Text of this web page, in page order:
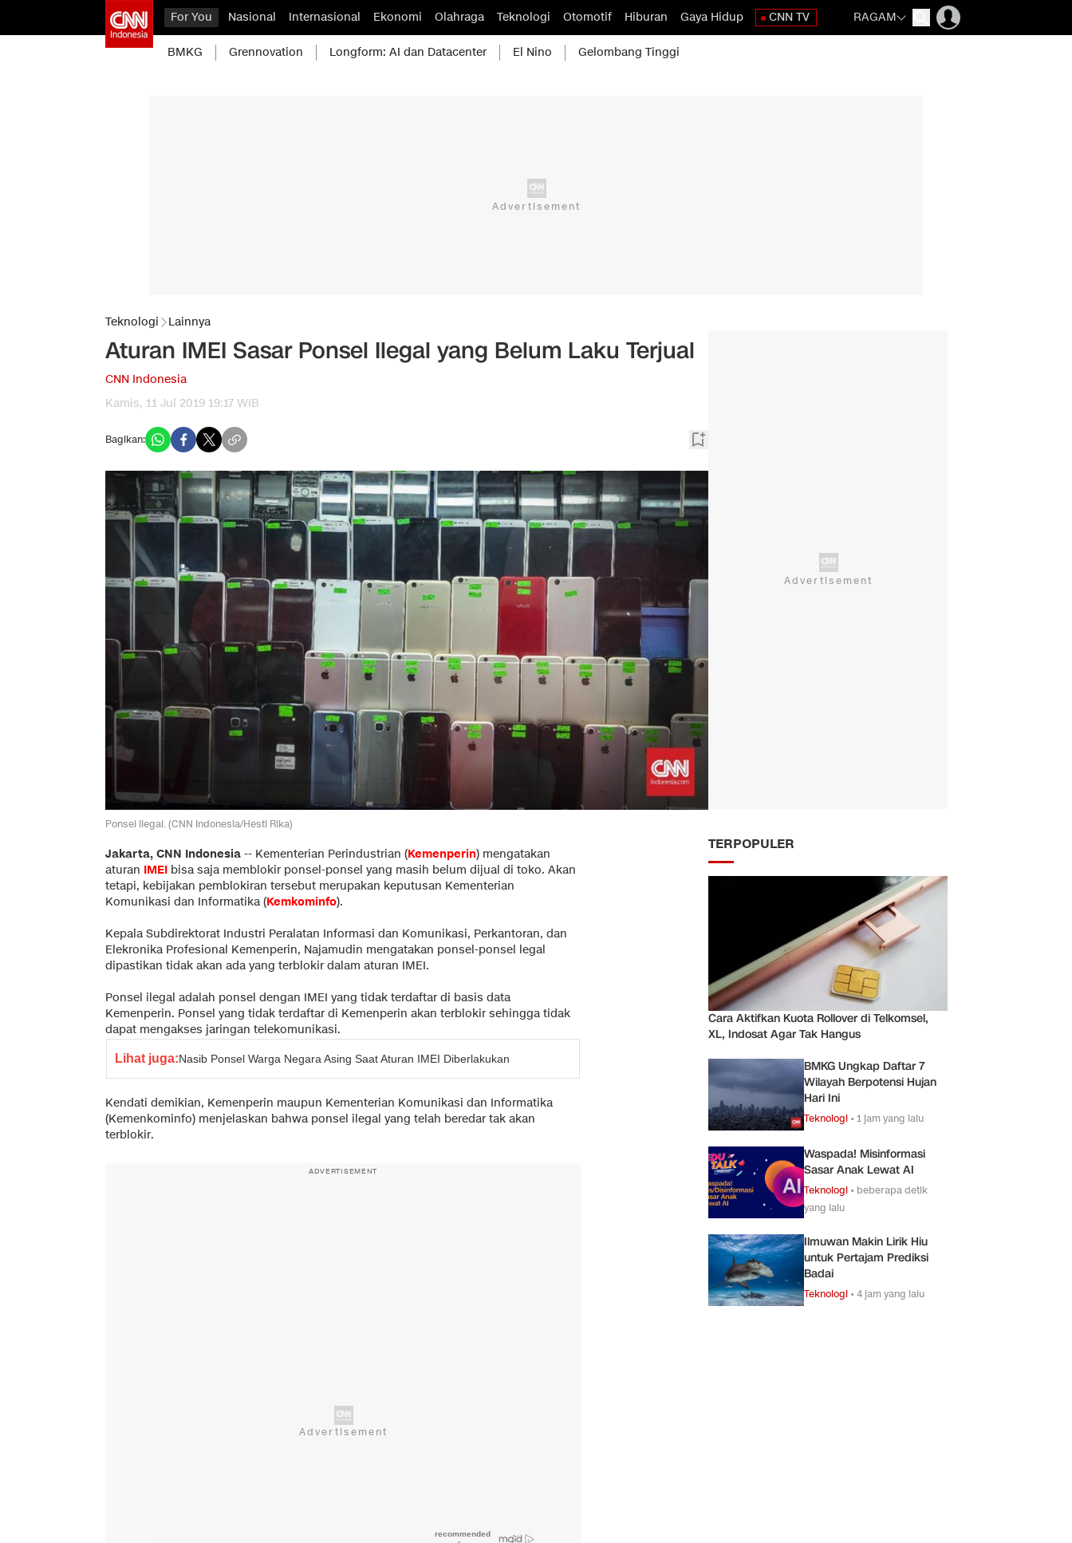
For You Nasional Internasional Ekonomi Olahraga Teknologi Otomotif Hiburan Gaya Hidup CNN TV RAGAM
BMKG Grennovation Longform: AI dan Datacenter El Nino Gelombang Tinggi
Teknologi Lainnya
Aturan IMEI Sasar Ponsel Ilegal yang Belum Laku Terjual
CNN Indonesia
Kamis, 11 Jul 2019 19:17 WIB
Bagikan:
Ponsel ilegal. (CNN Indonesia/Hesti Rika)
Jakarta, CNN Indonesia -- Kementerian Perindustrian (Kemenperin) mengatakan
aturan IMEI bisa saja memblokir ponsel-ponsel yang masih belum dijual di toko. Akan
tetapi, kebijakan pemblokiran tersebut merupakan keputusan Kementerian
Komunikasi dan Informatika (Kemkominfo).
Kepala Subdirektorat Industri Peralatan Informasi dan Komunikasi, Perkantoran, dan
Elekronika Profesional Kemenperin, Najamudin mengatakan ponsel-ponsel legal
dipastikan tidak akan ada yang terblokir dalam aturan IMEI.
Ponsel ilegal adalah ponsel dengan IMEI yang tidak terdaftar di basis data
Kemenperin. Ponsel yang tidak terdaftar di Kemenperin akan terblokir sehingga tidak
dapat mengakses jaringan telekomunikasi.
Lihat juga:Nasib Ponsel Warga Negara Asing Saat Aturan IMEI Diberlakukan
Kendati demikian, Kemenperin maupun Kementerian Komunikasi dan Informatika
(Kemenkominfo) menjelaskan bahwa ponsel ilegal yang telah beredar tak akan
terblokir.
ADVERTISEMENT
TERPOPULER
Cara Aktifkan Kuota Rollover di Telkomsel,
XL, Indosat Agar Tak Hangus
BMKG Ungkap Daftar 7
Wilayah Berpotensi Hujan
Hari Ini
Teknologi •1 jam yang lalu
Waspada! Misinformasi
Sasar Anak Lewat AI
Teknologi • beberapa detik
yang lalu
Ilmuwan Makin Lirik Hiu
untuk Pertajam Prediksi
Badai
Teknologi •4 jam yang lalu